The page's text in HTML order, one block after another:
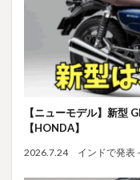
【ニューモデル】新型
【HONDA】
2026.7.24 インドで発表